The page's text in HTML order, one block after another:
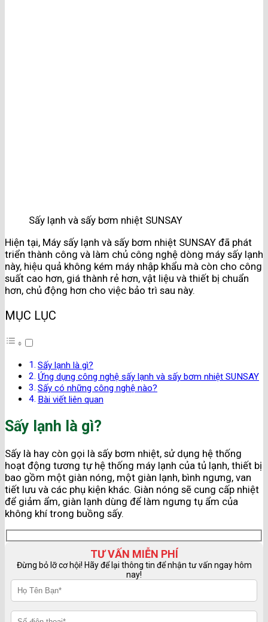
Sấy lạnh và sấy bơm nhiệt SUNSAY
Hiện tại, Máy sấy lạnh và sấy bơm nhiệt SUNSAY đã phát
triển thành công và làm chủ công nghệ dòng máy sấy lạnh
này, hiệu quả không kém máy nhập khẩu mà còn cho công
suất cao hơn, giá thành rẻ hơn, vật liệu và thiết bị chuẩn
hơn, chủ động hơn cho việc bảo trì sau này.
MỤC LỤC
Sấy lạnh là gì?
Ứng dụng công nghệ sấy lạnh và sấy bơm nhiệt SUNSAY
Sấy có những công nghệ nào?
Bài viết liên quan
Sấy lạnh là gì?
Sấy là hay còn gọi là sấy bơm nhiệt, sử dụng hệ thống
hoạt động tương tự hệ thống máy lạnh của tủ lạnh, thiết bị
bao gồm một giàn nóng, một giàn lạnh, bình ngưng, van
tiết lưu và các phụ kiện khác. Giàn nóng sẽ cung cấp nhiệt
để giảm ẩm, giàn lạnh dùng để làm ngưng tụ ẩm của
không khí trong buồng sấy.
TƯ VẤN MIỄN PHÍ
Đừng bỏ lỡ cơ hội! Hãy để lại thông tin để nhận tư vấn ngay hôm
nay!